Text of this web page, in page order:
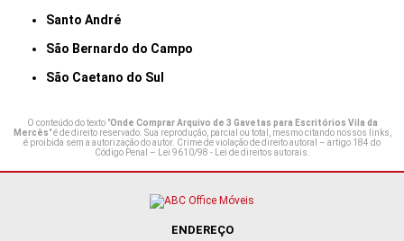
Santo André
São Bernardo do Campo
São Caetano do Sul
O conteúdo do texto "Onde Comprar Arquivo de 3 Gavetas para Escritórios Vila da
Mercês" é de direito reservado. Sua reprodução, parcial ou total, mesmo citando nossos links,
é proibida sem a autorização do autor. Crime de violação de direito autoral – artigo 184 do
Código Penal – Lei 9610/98 - Lei de direitos autorais.
ENDEREÇO